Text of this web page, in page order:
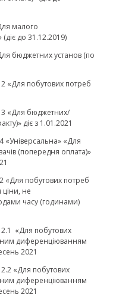
малого
до 31.12.2019)
бюджетних установ (по
«Для побутових потреб
«Для бюджетних/
діє з 1.01.2021
«Для
(попередня оплата)»
«Для побутових потреб
ціни, не
часу (годинами)
«Для побутових
диференціюванням
2021
«Для побутових
диференціюванням
2021